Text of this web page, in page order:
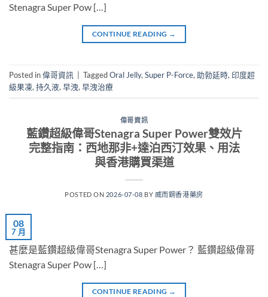
Stenagra Super Pow […]
CONTINUE READING →
Posted in偉哥資訊 TaggedOral Jelly, Super P-Force, 助勃延時, 印度超
級果凍, 持久液, 早洩, 早洩治療
偉哥資訊
藍鑽超級偉哥Stenagra Super Power雙效片
完整指南：西地那非+達泊西汀效果、用法
與香港購買渠道
POSTED ON 2026-07-08 BY 威而鋼香港藥房
08
7 月
甚麼是藍鑽超級偉哥Stenagra Super Power？ 藍鑽超級偉哥
Stenagra Super Pow […]
CONTINUE READING →